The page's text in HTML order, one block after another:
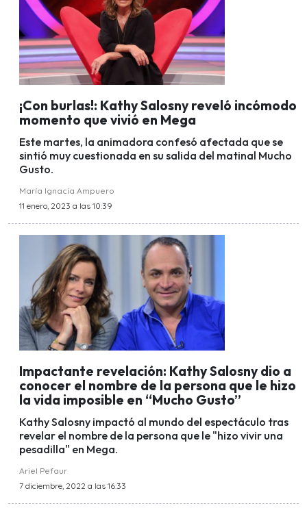
¡Con burlas!: Kathy Salosny reveló incómodo
momento que vivió en Mega
Este martes, la animadora confesó afectada que se
sintió muy cuestionada en su salida del matinal Mucho
Gusto.
María Ignacia Ampuero
11 enero, 2023 a las 10:39
Impactante revelación: Kathy Salosny dio a
conocer el nombre de la persona que le hizo
la vida imposible en “Mucho Gusto”
Kathy Salosny impactó al mundo del espectáculo tras
revelar el nombre de la persona que le "hizo vivir una
pesadilla" en Mega.
Ariel Pefaur
7 diciembre, 2022 a las 16:33